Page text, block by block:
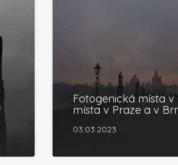
Fotogenická místa v
místa v Praze a v
03.03.2023